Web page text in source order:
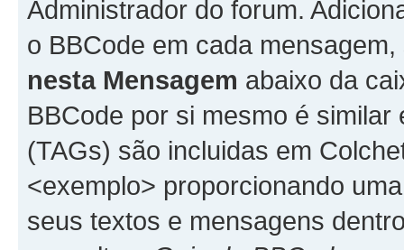
Administrador do forum.
o BBCode em cada
nesta Mensagem abaixo da
BBCode por si mesmo é
(TAGs) são incluidas em
<exemplo> proporcionando
seus textos e mensagens